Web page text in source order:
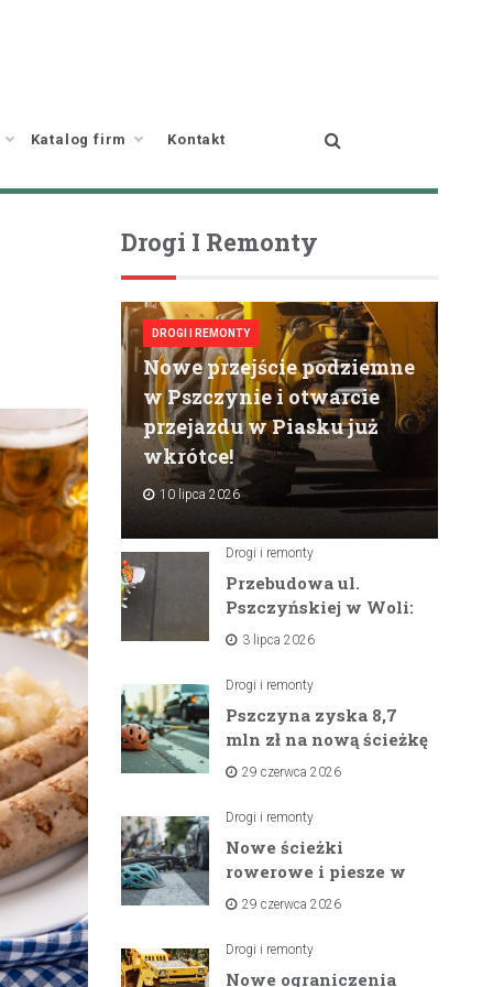
Katalog firm Kontakt
Drogi I Remonty
DROGI I REMONTY
Nowe przejście podziemne
w Pszczynie i otwarcie
przejazdu w Piasku już
wkrótce!
10 lipca 2026
Drogi i remonty
Przebudowa ul.
Pszczyńskiej w Woli:
Wielka inwestycja
horyzoncie
3 lipca 2026
Drogi i remonty
Pszczyna zyska 8,7
mln zł na nową ścieżkę
rowerową między
29 czerwca 2026
Drogi i remonty
Nowe ścieżki
rowerowe i piesze w
gminach Suszec i
unijnemu wsparciu
29 czerwca 2026
Drogi i remonty
Nowe ograniczenia